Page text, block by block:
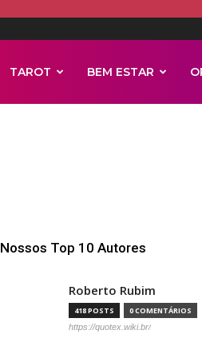
TAROT BEM ESTAR
Nossos Top 10 Autores
Roberto Rubim
418 POSTS 0 COMENTÁRIOS
https://quotex.wiki.br/